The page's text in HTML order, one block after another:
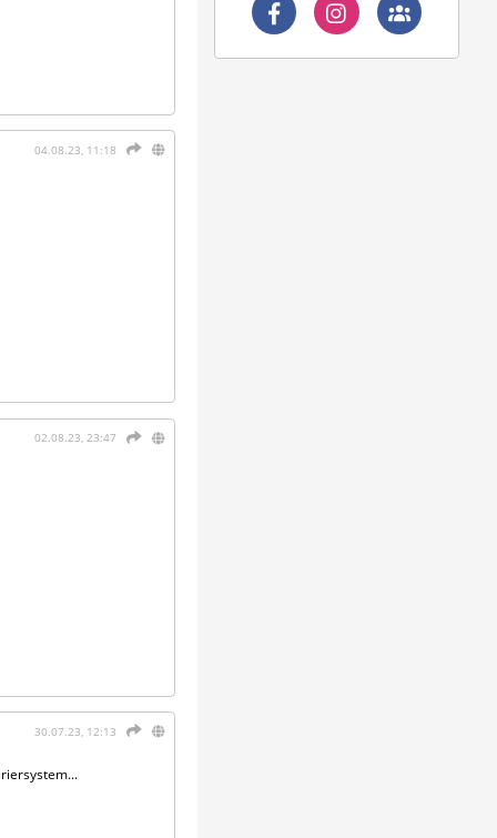
04.08.23, 11:18
02.08.23, 23:47
30.07.23, 12:13